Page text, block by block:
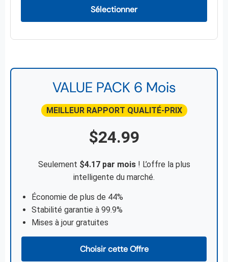
Sélectionner
VALUE PACK 6 Mois
MEILLEUR RAPPORT QUALITÉ-PRIX
$24.99
Seulement $4.17 par mois! L’offre la plus
intelligente du marché.
Économie de plus de 44%
Stabilité garantie à 99.9%
Mises à jour gratuites
Choisir cette Offre